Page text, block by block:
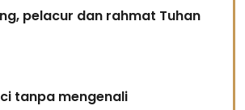
pelacur dan rahmat Tuhan
tanpa mengenali